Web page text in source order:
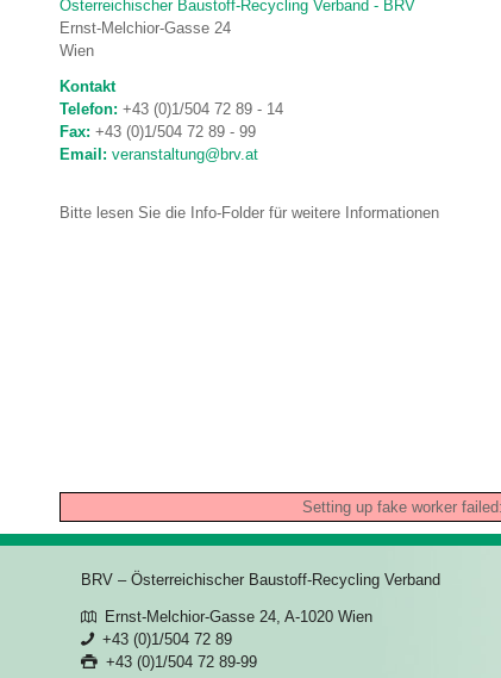
Österreichischer Baustoff-Recycling Verband - BRV
Ernst-Melchior-Gasse 24
Wien
Kontakt
Telefon: +43 (0)1/504 72 89 - 14
Fax: +43 (0)1/504 72 89 - 99
Email: veranstaltung@brv.at
Bitte lesen Sie die Info-Folder für weitere Informationen
Setting up fake worker
BRV – Österreichischer Baustoff-Recycling Verband
Ernst-Melchior-Gasse 24, A-1020 Wien
+43 (0)1/504 72 89
+43 (0)1/504 72 89-99